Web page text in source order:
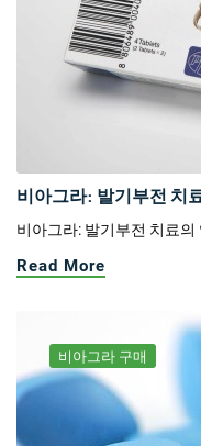
비아그라: 발기부전 치
비아그라: 발기부전 치료의
Read More
비아그라 구매